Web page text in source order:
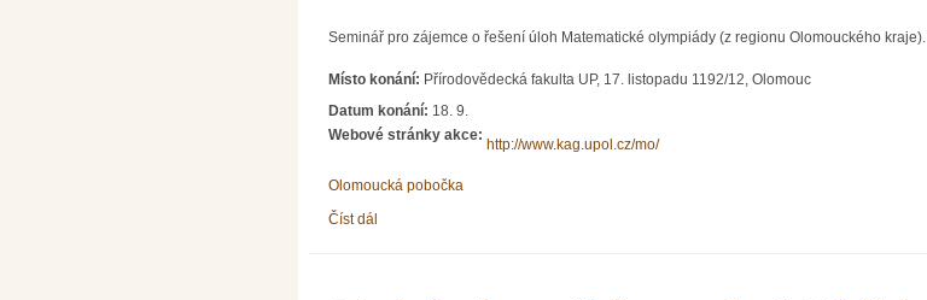
Seminář pro zájemce o řešení úloh Matematické olympiády (z regionu Olomouckého kraje).
Místo konání: Přírodovědecká fakulta UP, 17. listopadu 1192/12, Olomouc
Datum konání: 18. 9.
Webové stránky akce:
http://www.kag.upol.cz/mo/
Olomoucká pobočka
Číst dál